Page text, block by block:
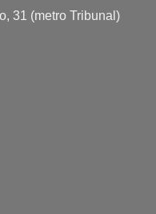
31 (metro Tribunal)